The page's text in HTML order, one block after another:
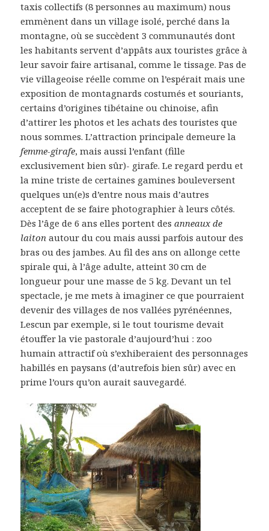
taxis collectifs (8 personnes au maximum) nous
emmènent dans un village isolé, perché dans la
montagne, où se succèdent 3 communautés dont
les habitants servent d’appâts aux touristes grâce à
leur savoir faire artisanal, comme le tissage. Pas de
vie villageoise réelle comme on l’espérait mais une
exposition de montagnards costumés et souriants,
certains d’origines tibétaine ou chinoise, afin
d’attirer les photos et les achats des touristes que
nous sommes. L’attraction principale demeure la
femme-girafe, mais aussi l’enfant (fille
exclusivement bien sûr)- girafe. Le regard perdu et
la mine triste de certaines gamines bouleversent
quelques un(e)s d’entre nous mais d’autres
acceptent de se faire photographier à leurs côtés.
Dès l’âge de 6 ans elles portent desanneaux de
laitonautour du cou mais aussi parfois autour des
bras ou des jambes. Au fil des ans on allonge cette
spirale qui, à l’âge adulte, atteint 30 cm de
longueur pour une masse de 5 kg. Devant un tel
spectacle, je me mets à imaginer ce que pourraient
devenir des villages de nos vallées pyrénéennes,
Lescun par exemple, si le tout tourisme devait
étouffer la vie pastorale d’aujourd’hui : zoo
humain attractif où s’exhiberaient des personnages
habillés en paysans (d’autrefois bien sûr) avec en
prime l’ours qu’on aurait sauvegardé.